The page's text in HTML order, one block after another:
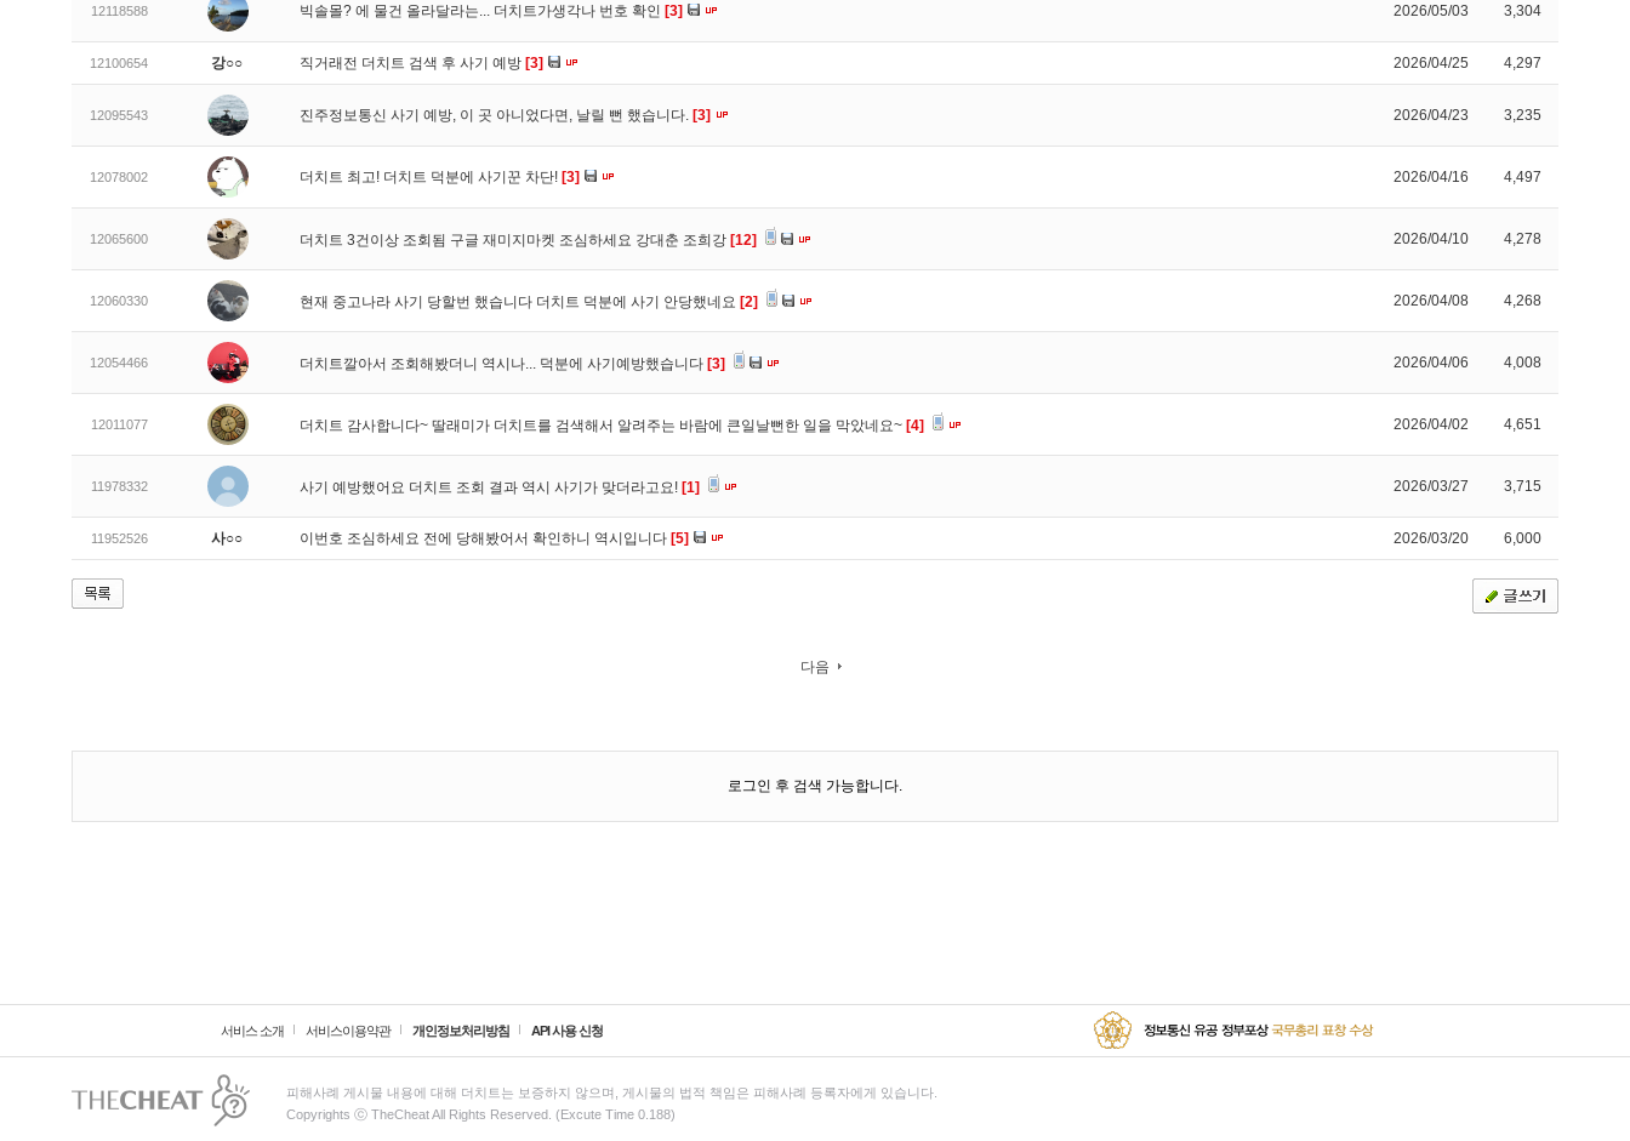
12118588 빅솔몰? 에 물건 올라달라는... 더치트가생각나 번호 확인 [3] 2026/05/03 3,304
12100654 강○○ 직거래전 더치트 검색 후 사기 예방 [3] 2026/04/25 4,297
12095543 진주정보통신 사기 예방, 이 곳 아니었다면, 날릴 뻔 했습니다. [3] 2026/04/23 3,235
12078002 더치트 최고! 더치트 덕분에 사기꾼 차단! [3] 2026/04/16 4,497
12065600 더치트 3건이상 조회됨 구글 재미지마켓 조심하세요 강대춘 조희강 [12] 2026/04/10 4,278
12060330 현재 중고나라 사기 당할번 했습니다 더치트 덕분에 사기 안당했네요 [2] 2026/04/08 4,268
12054466 더치트깔아서 조회해봤더니 역시나... 덕분에 사기예방했습니다 [3] 2026/04/06 4,008
12011077 더치트 감사합니다~ 딸래미가 더치트를 검색해서 알려주는 바람에 큰일날뻔한 일을 막았네요~ [4] 2026/04/02 4,651
11978332 사기 예방했어요 더치트 조회 결과 역시 사기가 맞더라고요! [1] 2026/03/27 3,715
11952526 사○○ 이번호 조심하세요 전에 당해봤어서 확인하니 역시입니다 [5] 2026/03/20 6,000
다음
로그인 후 검색 가능합니다.
서비스 소개 서비스이용약관 개인정보처리방침 API 사용 신청
피해사례 게시물 내용에 대해 더치트는 보증하지 않으며, 게시물의 법적 책임은 피해사례 등록자에게 있습니다.
Copyrights ⓒ TheCheat All Rights Reserved. (Excute Time 0.188)